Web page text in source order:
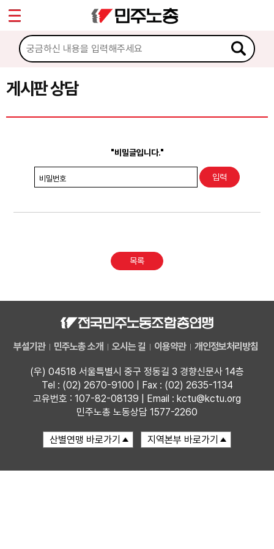
게시판 상담
"비밀글입니다."
비밀번호
목록
부설기관 민주노총 소개 오시는 길 이용약관 개인정보처리방침
(우) 04518 서울특별시 중구 정동길 3 경향신문사 14층
Tel : (02) 2670-9100 | Fax : (02) 2635-1134
고유번호 : 107-82-08139 | Email : kctu@kctu.org
민주노총 노동상담 1577-2260
마이페이지
소개
소식
노동상담
권리찾기수첩 검색
찾아보기
Sketchbook5, 스케치북5
Sketchbook5, 스케치북5